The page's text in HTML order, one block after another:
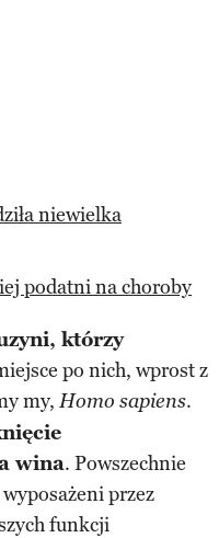
niewielka
podatni na choroby
którzy
po nich, wprost z
my, Homo sapiens.
wina. Powszechnie
przez
funkcji